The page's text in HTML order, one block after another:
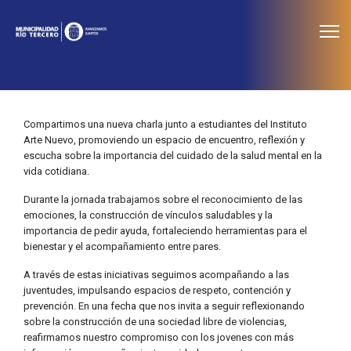
Compartimos una nueva charla junto a estudiantes del Instituto
Arte Nuevo, promoviendo un espacio de encuentro, reflexión y
escucha sobre la importancia del cuidado de la salud mental en la
vida cotidiana.
Durante la jornada trabajamos sobre el reconocimiento de las
emociones, la construcción de vínculos saludables y la
importancia de pedir ayuda, fortaleciendo herramientas para el
bienestar y el acompañamiento entre pares.
A través de estas iniciativas seguimos acompañando a las
juventudes, impulsando espacios de respeto, contención y
prevención. En una fecha que nos invita a seguir reflexionando
sobre la construcción de una sociedad libre de violencias,
reafirmamos nuestro compromiso con los jovenes con más